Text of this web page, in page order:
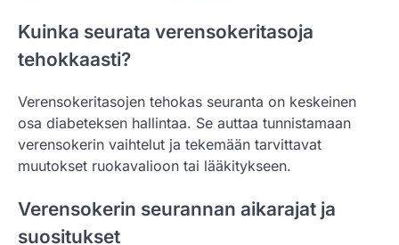
Kuinka seurata verensokeritasoja
tehokkaasti?
Verensokeritasojen tehokas seuranta on keskeinen
osa diabeteksen hallintaa. Se auttaa tunnistamaan
verensokerin vaihtelut ja tekemään tarvittavat
muutokset ruokavalioon tai lääkitykseen.
Verensokerin seurannan aikarajat ja
suositukset